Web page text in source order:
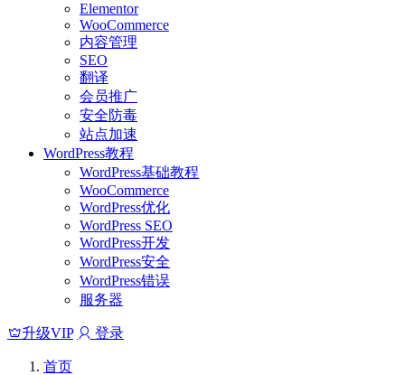
Elementor
WooCommerce
内容管理
SEO
翻译
会员推广
安全防毒
站点加速
WordPress教程
WordPress基础教程
WooCommerce
WordPress优化
WordPress SEO
WordPress开发
WordPress安全
WordPress错误
服务器
升级VIP 登录
首页